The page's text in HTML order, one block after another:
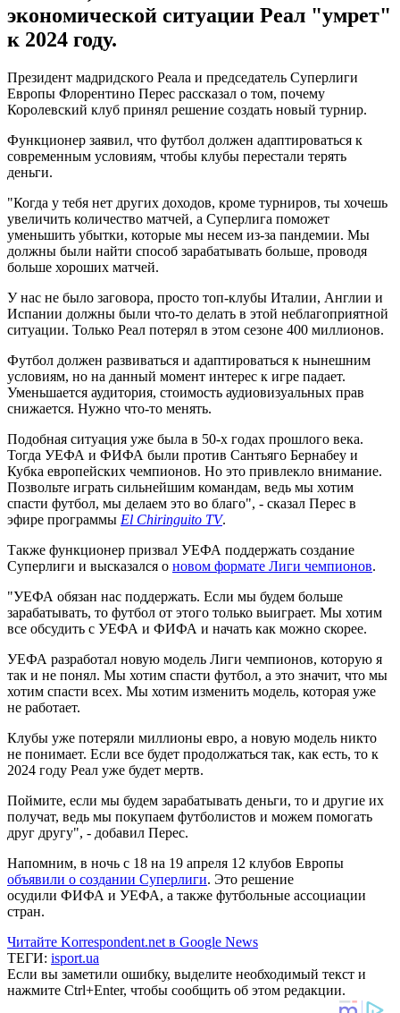
экономической ситуации Реал "умрет"
к 2024 году.
Президент мадридского Реала и председатель Суперлиги
Европы Флорентино Перес рассказал о том, почему
Королевский клуб принял решение создать новый турнир.
Функционер заявил, что футбол должен адаптироваться к
современным условиям, чтобы клубы перестали терять
деньги.
"Когда у тебя нет других доходов, кроме турниров, ты хочешь
увеличить количество матчей, а Суперлига поможет
уменьшить убытки, которые мы несем из-за пандемии. Мы
должны были найти способ зарабатывать больше, проводя
больше хороших матчей.
У нас не было заговора, просто топ-клубы Италии, Англии и
Испании должны были что-то делать в этой неблагоприятной
ситуации. Только Реал потерял в этом сезоне 400 миллионов.
Футбол должен развиваться и адаптироваться к нынешним
условиям, но на данный момент интерес к игре падает.
Уменьшается аудитория, стоимость аудиовизуальных прав
снижается. Нужно что-то менять.
Подобная ситуация уже была в 50-х годах прошлого века.
Тогда УЕФА и ФИФА были против Сантьяго Бернабеу и
Кубка европейских чемпионов. Но это привлекло внимание.
Позвольте играть сильнейшим командам, ведь мы хотим
спасти футбол, мы делаем это во благо", - сказал Перес в
эфире программы El Chiringuito TV.
Также функционер призвал УЕФА поддержать создание
Суперлиги и высказался о новом формате Лиги чемпионов.
"УЕФА обязан нас поддержать. Если мы будем больше
зарабатывать, то футбол от этого только выиграет. Мы хотим
все обсудить с УЕФА и ФИФА и начать как можно скорее.
УЕФА разработал новую модель Лиги чемпионов, которую я
так и не понял. Мы хотим спасти футбол, а это значит, что мы
хотим спасти всех. Мы хотим изменить модель, которая уже
не работает.
Клубы уже потеряли миллионы евро, а новую модель никто
не понимает. Если все будет продолжаться так, как есть, то к
2024 году Реал уже будет мертв.
Поймите, если мы будем зарабатывать деньги, то и другие их
получат, ведь мы покупаем футболистов и можем помогать
друг другу", - добавил Перес.
Напомним, в ночь с 18 на 19 апреля 12 клубов Европы
объявили о создании Суперлиги. Это решение
осудили ФИФА и УЕФА, а также футбольные ассоциации
стран.
Читайте Korrespondent.net в Google News
ТЕГИ: isport.ua
Если вы заметили ошибку, выделите необходимый текст и
нажмите Ctrl+Enter, чтобы сообщить об этом редакции.